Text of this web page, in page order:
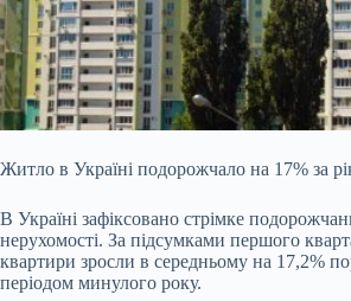
Житло в Україні подорожчало на 17% за
В Україні зафіксовано стрімке
нерухомості. За підсумками першого
квартири зросли в середньому на 17,2%
періодом минулого року.